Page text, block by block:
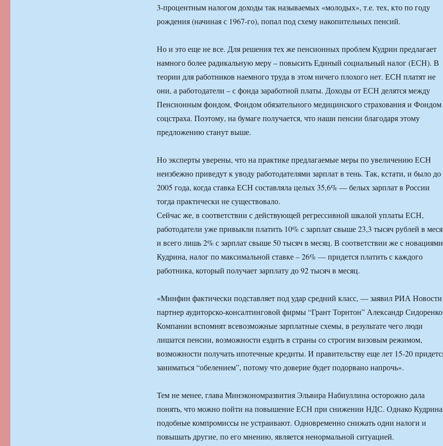
3-процентным налогом доходы так называемых «молодых», т.е. тех, кто по году
рождения (начиная с 1967-го), попал под схему накопительных пенсий.
Но и это еще не все. Для решения тех же пенсионных проблем Кудрин предлагает
намного более радикальную меру – повысить Единый социальный налог (ЕСН). В
теории для работников наемного труда в этом ничего плохого нет. ЕСН платят не
они, а работодатели – с фонда заработной платы. Доходы от ЕСН делятся между
Пенсионным фондом, Фондом обязательного медицинского страхования и Фондом
соцстраха. Поэтому, на бумаге получается, что наши пенсии благодаря этому
предложению станут выше.
Но эксперты уверены, что на практике предлагаемые меры по увеличению ЕСН
неизбежно приведут к уводу работодателями зарплат в тень. Так, кстати, и было до
2005 года, когда ставка ЕСН составляла целых 35,6% — белых зарплат в России
тогда практически не существовало.
Сейчас же, в соответствии с действующей регрессивной шкалой уплаты ЕСН,
работодатели уже привыкли платить 10% с зарплат свыше 23,3 тысяч рублей в
и всего лишь 2% с зарплат свыше 50 тысяч в месяц. В соответствии же с новациями
Кудрина, налог по максимальной ставке – 26% — придется платить с каждого
работника, который получает зарплату до 92 тысяч в месяц.
«Минфин фактически подставляет под удар средний класс, — заявил РИА Новости
партнер аудиторско-консалтинговой фирмы “Грант Торнтон” Александр
Компании вспомнят всевозможные зарплатные схемы, в результате чего люди
лишатся пенсии, возможности ездить в страны со строгим визовым режимом,
возможности получать ипотечные кредиты. И правительству еще лет 15-20
заниматься “обелением”, потому что доверие будет подорвано напрочь».
Тем не менее, глава Минэкономразвития Эльвира Набиуллина осторожно дала
понять, что можно пойти на повышение ЕСН при снижении НДС. Однако Кудрина
подобные компромиссы не устраивают. Одновременно снижать одни налоги и
повышать другие, по его мнению, является ненормальной ситуацией.